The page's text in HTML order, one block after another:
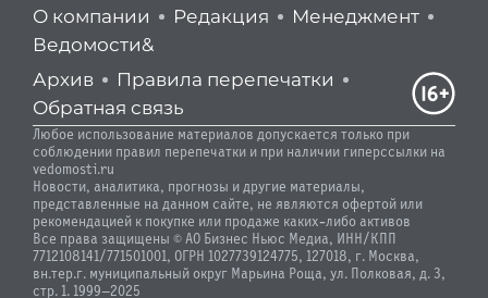
О компании
Редакция
Менеджмент
Ведомости&
Архив
Правила перепечатки
Обратная связь
Любое использование материалов допускается только при
соблюдении правил перепечатки и при наличии гиперссылки на
vedomosti.ru
Новости, аналитика, прогнозы и другие материалы,
представленные на данном сайте, не являются офертой или
рекомендацией к покупке или продаже каких-либо активов
Все права защищены © АО Бизнес Ньюс Медиа, ИНН/КПП
7712108141/771501001, ОГРН 1027739124775, 127018, г. Москва,
вн.тер.г. муниципальный округ Марьина Роща, ул. Полковая, д. 3,
стр. 1. 1999—2025